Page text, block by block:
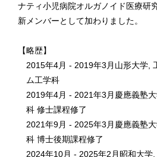
ナティ小児病院オルガノイド医療研
新メンバーとして加わりました。
【略歴】
2015年4月 - 2019年3月山形大学,
ム工学科
2019年4月 - 2021年3月慶應義塾
科 修士課程修了
2021年9月 - 2025年3月慶應義塾
科 博士後期課程修了
2024年10月 - 2025年2月昭和大学